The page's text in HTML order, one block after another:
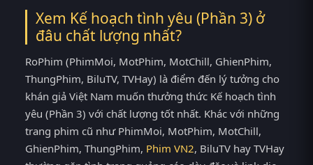
Xem Kế hoạch tình yêu (Phần 3) ở
đâu chất lượng nhất?
RoPhim (PhimMoi, MotPhim, MotChill, GhienPhim,
ThungPhim, BiluTV, TVHay) là điểm đến lý tưởng cho
khán giả Việt Nam muốn thưởng thức Kế hoạch tình
yêu (Phần 3) với chất lượng tốt nhất. Khác với những
trang phim cũ như PhimMoi, MotPhim, MotChill,
GhienPhim, ThungPhim, Phim VN2, BiluTV hay TVHay